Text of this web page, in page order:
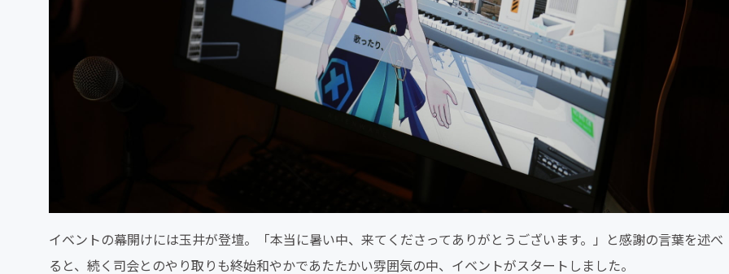
イベントの幕開けには玉井が登壇。「本当に暑い中、来てくださってありがとうございます。」と感謝の言葉を述べ
ると、続く司会とのやり取りも終始和やかであたたかい雰囲気の中、イベントがスタートしました。